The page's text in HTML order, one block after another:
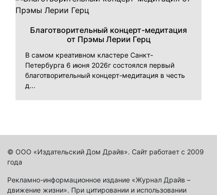
Благотворительный концерт-медитация
от Прэмы Лерии Герц
В самом креативном кластере Санкт-
Петербурга 6 июня 2026г состоялся первый
благотворительный концерт-медитация в честь
д...
© ООО «Издательский Дом Драйв». Сайт работает с 2009
года
Рекламно-информационное издание «Журнал Драйв –
движение жизни». При цитировании и использовании